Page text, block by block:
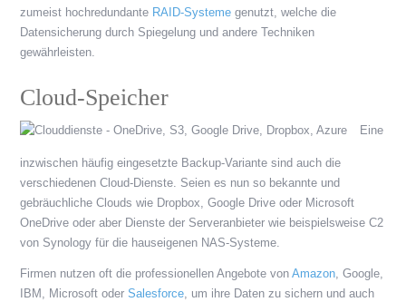
zumeist hochredundante RAID-Systeme genutzt, welche die
Datensicherung durch Spiegelung und andere Techniken
gewährleisten.
Cloud-Speicher
Eine
inzwischen häufig eingesetzte Backup-Variante sind auch die
verschiedenen Cloud-Dienste. Seien es nun so bekannte und
gebräuchliche Clouds wie Dropbox, Google Drive oder Microsoft
OneDrive oder aber Dienste der Serveranbieter wie beispielsweise C2
von Synology für die hauseigenen NAS-Systeme.
Firmen nutzen oft die professionellen Angebote vonAmazon , Google,
IBM, Microsoft oderSalesforce , um ihre Daten zu sichern und auch